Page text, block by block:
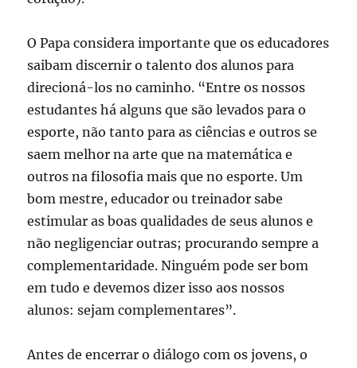
O Papa considera importante que os educadores
saibam discernir o talento dos alunos para
direcioná-los no caminho. “Entre os nossos
estudantes há alguns que são levados para o
esporte, não tanto para as ciências e outros se
saem melhor na arte que na matemática e
outros na filosofia mais que no esporte. Um
bom mestre, educador ou treinador sabe
estimular as boas qualidades de seus alunos e
não negligenciar outras; procurando sempre a
complementaridade. Ninguém pode ser bom
em tudo e devemos dizer isso aos nossos
alunos: sejam complementares”.
Antes de encerrar o diálogo com os jovens, o